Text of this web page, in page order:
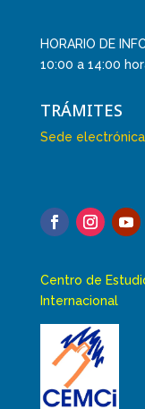
HORARIO DE
10:00 a 14:00
TRÁMITES
Sede electrónica
Centro de
Internacional